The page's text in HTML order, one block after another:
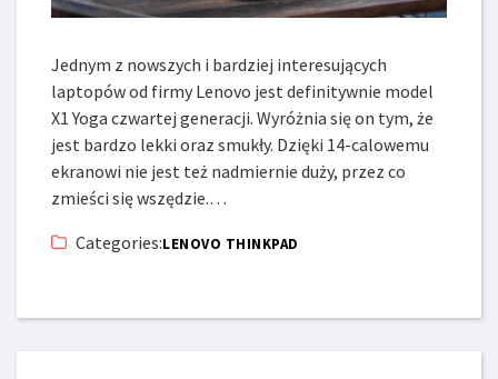
Jednym z nowszych i bardziej interesujących
laptopów od firmy Lenovo jest definitywnie model
X1 Yoga czwartej generacji. Wyróżnia się on tym, że
jest bardzo lekki oraz smukły. Dzięki 14-calowemu
ekranowi nie jest też nadmiernie duży, przez co
zmieści się wszędzie.…
Categories:LENOVO THINKPAD